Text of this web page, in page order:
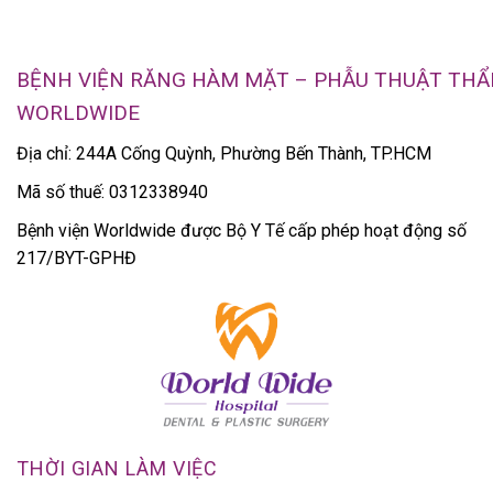
BỆNH VIỆN RĂNG HÀM MẶT – PHẪU THUẬT
WORLDWIDE
Địa chỉ: 244A Cống Quỳnh, Phường Bến Thành, TP.HCM
Mã số thuế: 0312338940
Bệnh viện Worldwide được Bộ Y Tế cấp phép hoạt động số
217/BYT-GPHĐ
THỜI GIAN LÀM VIỆC